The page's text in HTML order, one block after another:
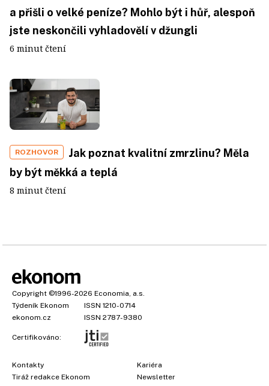
a přišli o velké peníze? Mohlo být i hůř, alespoň
jste neskončili vyhladovělí v džungli
6 minut čtení
ROZHOVOR
Jak poznat kvalitní zmrzlinu? Měla
by být měkká a teplá
8 minut čtení
Copyright ©1996-2026 Economia, a.s.
Týdeník Ekonom
ISSN 1210-0714
ekonom.cz
ISSN 2787-9380
Certifikováno:
Kontakty
Tiráž redakce Ekonom
Kariéra
Newsletter